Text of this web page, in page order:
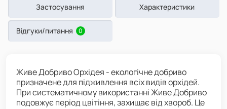
Застосування Характеристики
Відгуки/питання 0
Живе Добриво Орхідея - екологічне добриво
призначене для підживлення всіх видів орхідей.
При систематичному використанні Живе Добриво
подовжує період цвітіння, захищає від хвороб. Це